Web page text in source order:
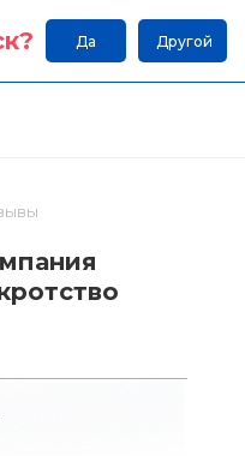
? Да Другой